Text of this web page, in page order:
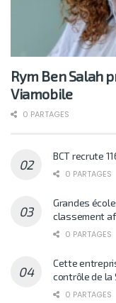
Rym Ben Salah
Viamobile
0 PARTAGES
BCT recrute
0 PARTAGES
Grandes
classement
0 PARTAGES
Cette
contrôle de la
0 PARTAGES